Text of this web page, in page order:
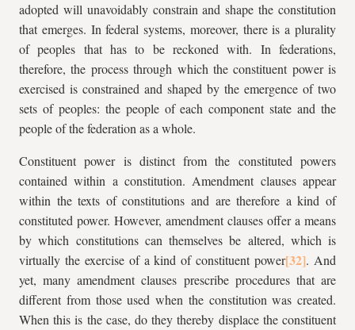
adopted will unavoidably constrain and shape the constitution
that emerges. In federal systems, moreover, there is a plurality
of peoples that has to be reckoned with. In federations,
therefore, the process through which the constituent power is
exercised is constrained and shaped by the emergence of two
sets of peoples: the people of each component state and the
people of the federation as a whole.
Constituent power is distinct from the constituted powers
contained within a constitution. Amendment clauses appear
within the texts of constitutions and are therefore a kind of
constituted power. However, amendment clauses offer a means
by which constitutions can themselves be altered, which is
virtually the exercise of a kind of constituent power
. And
yet, many amendment clauses prescribe procedures that are
different from those used when the constitution was created.
When this is the case, do they thereby displace the constituent